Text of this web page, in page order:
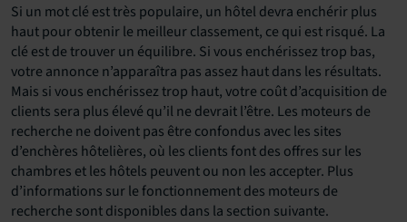
Si un mot clé est très populaire, un hôtel devra enchérir plus
haut pour obtenir le meilleur classement, ce qui est risqué. La
clé est de trouver un équilibre. Si vous enchérissez trop bas,
votre annonce n’apparaîtra pas assez haut dans les résultats.
Mais si vous enchérissez trop haut, votre coût d’acquisition de
clients sera plus élevé qu’il ne devrait l’être. Les moteurs de
recherche ne doivent pas être confondus avec les sites
d’enchères hôtelières, où les clients font des offres sur les
chambres et les hôtels peuvent ou non les accepter. Plus
d’informations sur le fonctionnement des moteurs de
recherche sont disponibles dans la section suivante.